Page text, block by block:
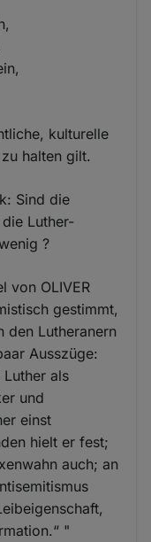
kulturelle
halten gilt.
Sind die
Luther-
?
von OLIVER
gestimmt,
den Lutheranern
Ausszüge:
als
und
einst
hielt er fest;
auch; an
"